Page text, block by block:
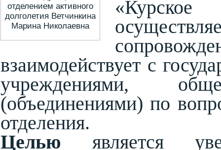
отделением активного
долголетия Ветчинкина
Марина Николаевна
взаимодействует с
учреждениями,
(объединениями) по
отделения.
Целью является